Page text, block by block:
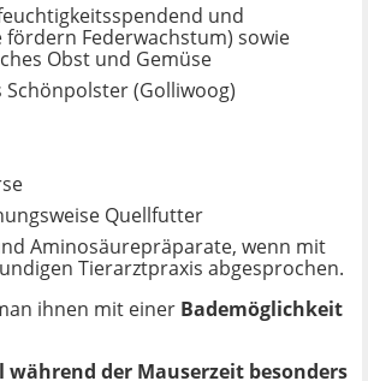
und
fördern Federwachstum) sowie
Obst und Gemüse
Schönpolster (Golliwoog)
Quellfutter
Aminosäurepräparate, wenn mit
Tierarztpraxis abgesprochen.
ihnen mit einer Bademöglichkeit
während der Mauserzeit besonders